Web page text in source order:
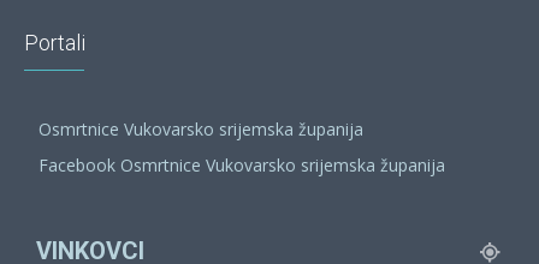
Portali
Osmrtnice Vukovarsko srijemska županija
Facebook Osmrtnice Vukovarsko srijemska županija
VINKOVCI